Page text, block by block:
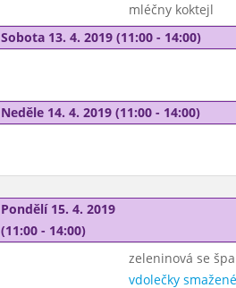
mléčny koktejl
Sobota 13. 4. 2019 (11:00 - 14:00)
Neděle 14. 4. 2019 (11:00 - 14:00)
Pondělí 15. 4. 2019
(11:00 - 14:00)
zeleninová se
vdolečky smažené